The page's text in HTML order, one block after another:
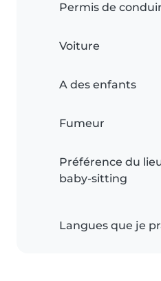
Permis de
Voiture
A des enfants
Fumeur
Préférence du
baby-sitting
Langues que je